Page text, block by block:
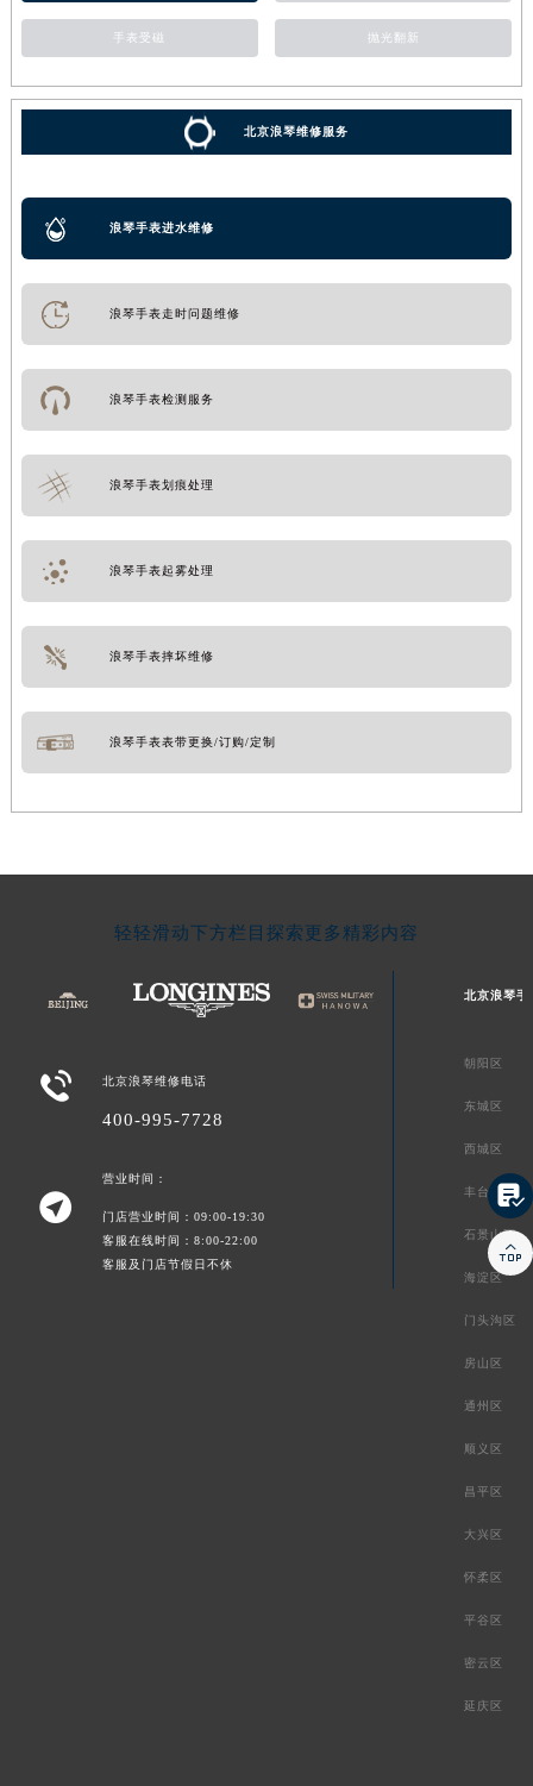
手表受磁 抛光翻新
北京浪琴维修服务
浪琴手表进水维修
浪琴手表走时问题维修
浪琴手表检测服务
浪琴手表划痕处理
浪琴手表起雾处理
浪琴手表摔坏维修
浪琴手表表带更换/订购/定制
轻轻滑动下方栏目探索更多精彩内容
 北京浪琴维修电话
400-995-7728

营业时间：
门店营业时间：09:00-19:30
客服在线时间：8:00-22:00
客服及门店节假日不休
北京浪琴手
朝阳区
东城区
西城区
丰台区
石景山区
海淀区
门头沟区
房山区
通州区
顺义区
昌平区
大兴区
怀柔区
平谷区
密云区
延庆区

